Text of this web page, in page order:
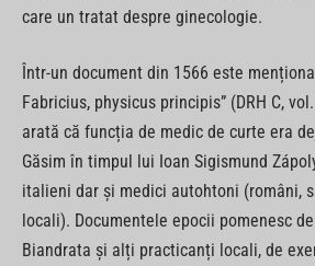
care un tratat despre ginecologie.
Într-un document din 1566 este
Fabricius, physicus principis” (DRH C,
arată că funcția de medic de curte era
Găsim în timpul lui Ioan Sigismund
italieni dar și medici autohtoni (români,
locali). Documentele epocii pomenesc
Biandrata și alți practicanți locali, de